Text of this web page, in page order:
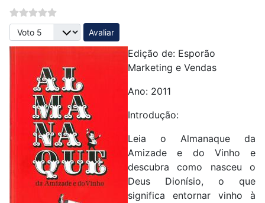
Avalie, por favor
Edição de: Esporão
Marketing e Vendas
Ano: 2011
Introdução:
Leia o Almanaque da
Amizade e do Vinho e
descubra como nasceu o
Deus Dionísio, o que
significa entornar vinho à